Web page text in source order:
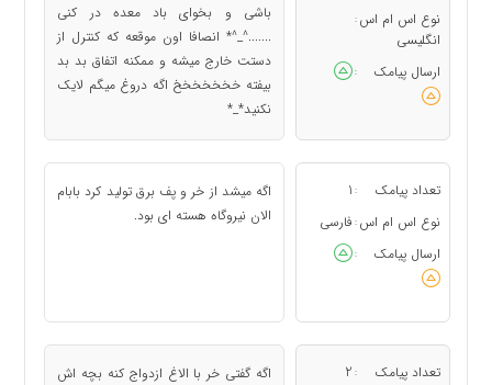
نوع اس ام اس :
انگلیسی
ارسال پیامک
:
باشی و بخوای باد معده در کنی
.......^_^* انصافا اون موقعه که کنترل از
دستت خارج میشه و ممکنه اتفاق بد بد
بیفته خخخخخخخ اگه دروغ میگم لایک
نکنید*_*
تعداد پیامک :
1
نوع اس ام اس : فارسی
ارسال پیامک
:
اگه میشد از خر و پف برق تولید کرد بابام
الان نیروگاه هسته ای بود.
تعداد پیامک :
2
اگه گفتی خر با الاغ ازدواج کنه بچه اش